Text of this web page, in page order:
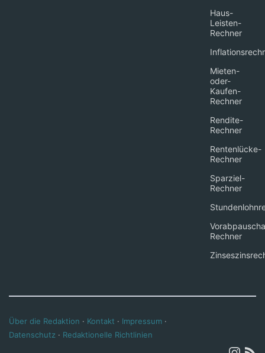
Haus-
Leisten-
Rechner
Mieten-
oder-
Kaufen-
Rechner
Rendite-
Rechner
Rentenlücke-
Rechner
Sparziel-
Rechner
Rechner
Über die Redaktion · Kontakt · Impressum ·
Datenschutz · Redaktionelle Richtlinien